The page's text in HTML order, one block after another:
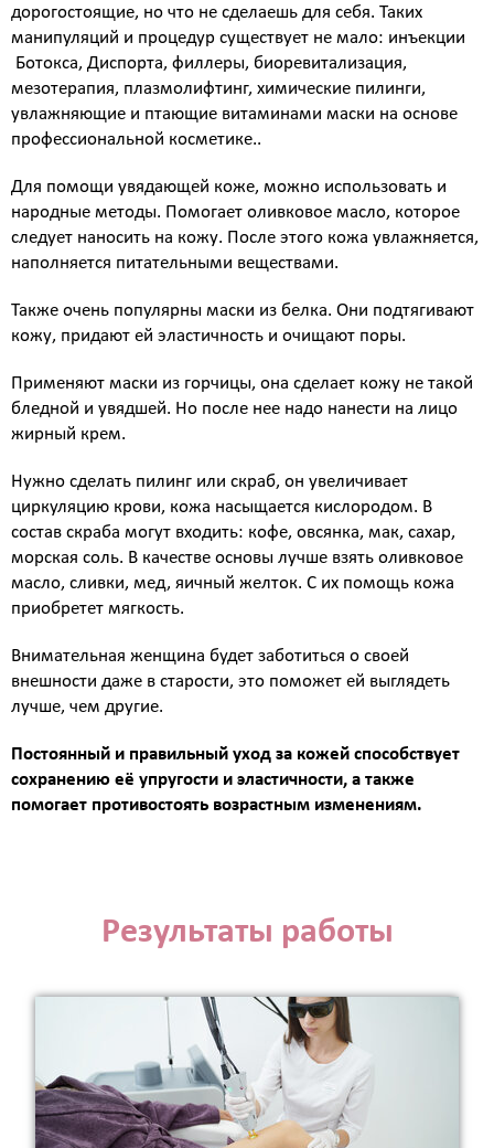
дорогостоящие, но что не сделаешь для себя. Таких
манипуляций и процедур существует не мало: инъекции
Ботокса, Диспорта, филлеры, биоревитализация,
мезотерапия, плазмолифтинг, химические пилинги,
увлажняющие и птающие витаминами маски на основе
профессиональной косметике..
Для помощи увядающей коже, можно использовать и
народные методы. Помогает оливковое масло, которое
следует наносить на кожу. После этого кожа увлажняется,
наполняется питательными веществами.
Также очень популярны маски из белка. Они подтягивают
кожу, придают ей эластичность и очищают поры.
Применяют маски из горчицы, она сделает кожу не такой
бледной и увядшей. Но после нее надо нанести на лицо
жирный крем.
Нужно сделать пилинг или скраб, он увеличивает
циркуляцию крови, кожа насыщается кислородом. В
состав скраба могут входить: кофе, овсянка, мак, сахар,
морская соль. В качестве основы лучше взять оливковое
масло, сливки, мед, яичный желток. С их помощь кожа
приобретет мягкость.
Внимательная женщина будет заботиться о своей
внешности даже в старости, это поможет ей выглядеть
лучше, чем другие.
Постоянный и правильный уход за кожей способствует
сохранению её упругости и эластичности, а также
помогает противостоять возрастным изменениям.
Результаты работы